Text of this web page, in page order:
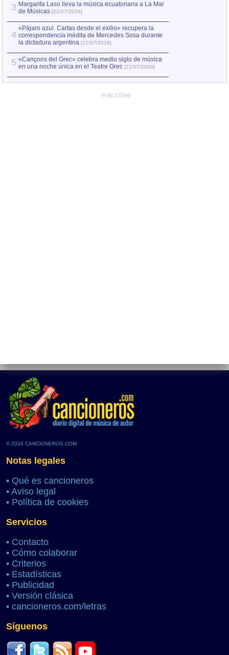
3 Margarita Laso lleva la música ecuatoriana a La Mar
de Músicas [22/07/2026]
4
«Pájaro azul. Cartas desde el exilio» recupera la
correspondencia inédita de Mercedes Sosa durante
la dictadura argentina [21/07/2026]
5 «Cançons del Grec» celebra medio siglo de música
en una noche única en el Teatre Grec [21/07/2026]
PUBLICIDAD
© 2026 CANCIONEROS.COM
Notas legales
• Qué es cancioneros
• Aviso legal
• Política de cookies
Servicios
• Contacto
• Cómo colaborar
• Criterios
• Estadísticas
• Publicidad
• Versión clásica
• cancioneros.com/letras
Síguenos